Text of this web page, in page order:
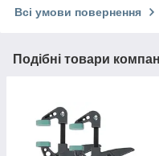
Всі умови повернення
Подібні товари